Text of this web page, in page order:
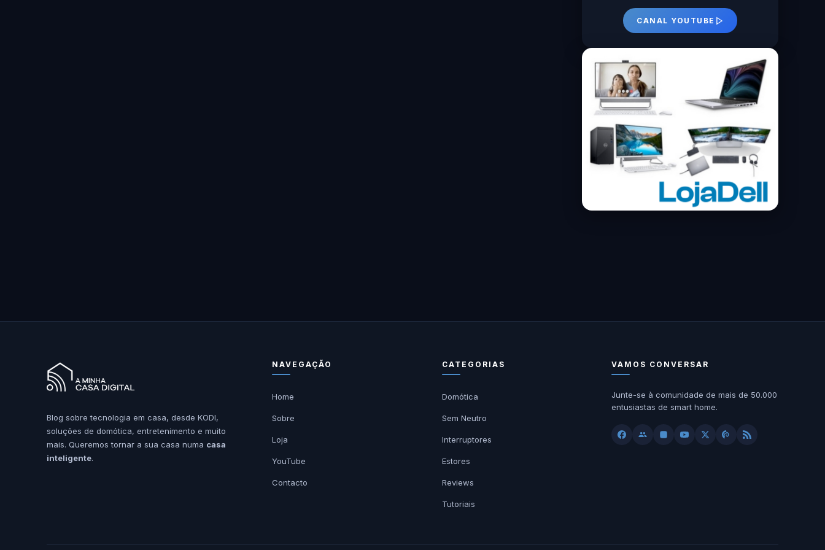
CANAL YOUTUBE
Blog sobre tecnologia em casa, desde KODI,
soluções de domótica, entretenimento e muito
mais. Queremos tornar a sua casa numa casa
inteligente.
NAVEGAÇÃO
Home
Sobre
Loja
YouTube
Contacto
CATEGORIAS
Domótica
Sem Neutro
Interruptores
Estores
Reviews
Tutoriais
VAMOS CONVERSAR
Junte-se à comunidade de mais de 50.000
entusiastas de smart home.